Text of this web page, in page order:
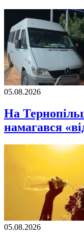
05.08.2026
На
намагався
05.08.2026